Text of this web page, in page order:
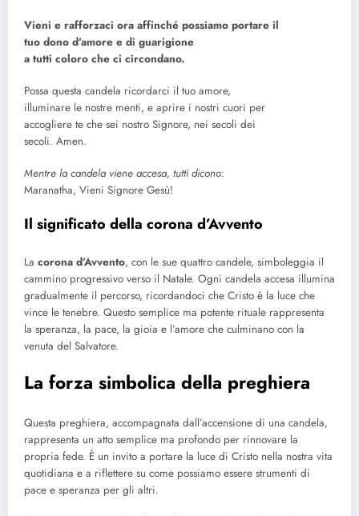
Vieni e rafforzaci ora affinché possiamo portare il
tuo dono d’amore e di guarigione
a tutti coloro che ci circondano.
Possa questa candela ricordarci il tuo amore,
illuminare le nostre menti, e aprire i nostri cuori per
accogliere te che sei nostro Signore, nei secoli dei
secoli. Amen.
Mentre la candela viene accesa, tutti dicono:
Maranatha, Vieni Signore Gesù!
Il significato della corona d’Avvento
La corona d’Avvento, con le sue quattro candele, simboleggia il
cammino progressivo verso il Natale. Ogni candela accesa illumina
gradualmente il percorso, ricordandoci che Cristo è la luce che
vince le tenebre. Questo semplice ma potente rituale rappresenta
la speranza, la pace, la gioia e l’amore che culminano con la
venuta del Salvatore.
La forza simbolica della preghiera
Questa preghiera, accompagnata dall’accensione di una candela,
rappresenta un atto semplice ma profondo per rinnovare la
propria fede. È un invito a portare la luce di Cristo nella nostra vita
quotidiana e a riflettere su come possiamo essere strumenti di
pace e speranza per gli altri.